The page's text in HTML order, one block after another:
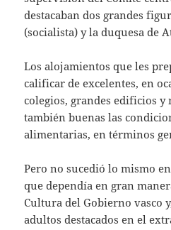
destacaban dos grandes
(socialista) y la duquesa de
Los alojamientos que les
calificar de excelentes, en
colegios, grandes edificios y
también buenas las
alimentarias, en términos
Pero no sucedió lo mismo
que dependía en gran
Cultura del Gobierno vasco
adultos destacados en el